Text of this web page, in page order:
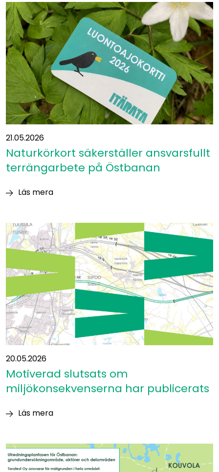
till
fasen
för utredningsplanering
–
nya
samarbetspartner
ansluter
sig
21.05.2026
Naturkörkort säkerställer ansvarsfullt
terrängarbete på Östbanan
Läs mera
ansvarsfullt
terrängarbete
på
20.05.2026
Motiverad slutsats om
miljökonsekvenserna har publicerats
Läs mera
om
miljökonsekvenserna